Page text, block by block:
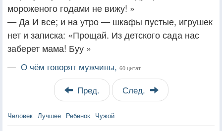
мороженого годами не вижу! »
— Да И все; и на утро — шкафы пустые, игрушек
нет и записка: «Прощай. Из детского сада нас
заберет мама! Буу »
— О чём говорят мужчины, 60 цитат
Пред. След.
Человек Лучшее Ребенок Чужой